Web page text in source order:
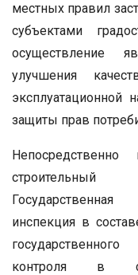
местных правил
субъектами
осуществление
улучшения
эксплуатационной
защиты прав
Непосредственно
строительный
инспекция в
контроля в